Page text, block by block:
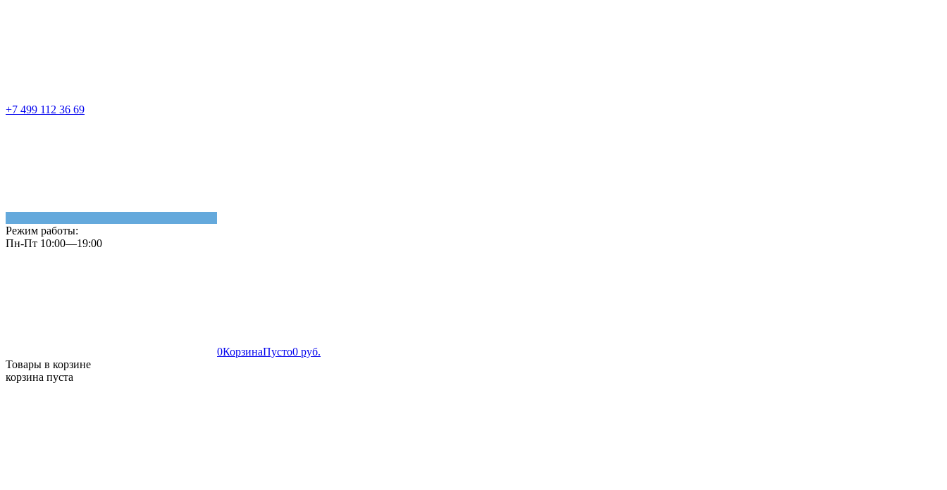
+7 499 112 36 69
Режим работы:
Пн-Пт 10:00—19:00
0КорзинаПусто0 руб.
Товары в корзине
корзина пуста